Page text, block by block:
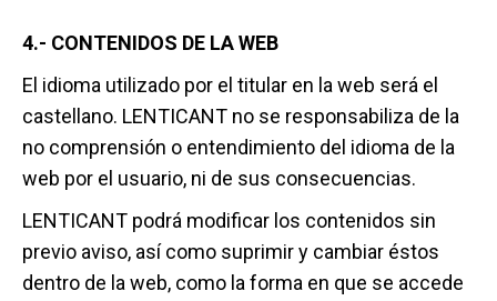
4.- CONTENIDOS DE LA WEB
El idioma utilizado por el titular en la web será el
castellano. LENTICANT no se responsabiliza de la
no comprensión o entendimiento del idioma de la
web por el usuario, ni de sus consecuencias.
LENTICANT podrá modificar los contenidos sin
previo aviso, así como suprimir y cambiar éstos
dentro de la web, como la forma en que se accede